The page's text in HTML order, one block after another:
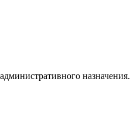
назначения.